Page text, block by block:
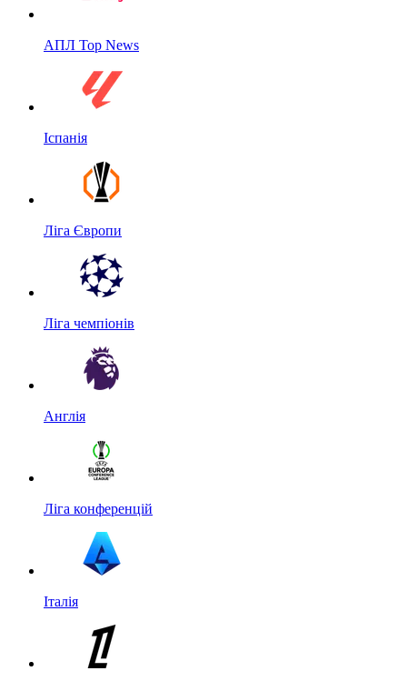
АПЛ Top News
Іспанія
Ліга Європи
Ліга чемпіонів
Англія
Ліга конференцій
Італія